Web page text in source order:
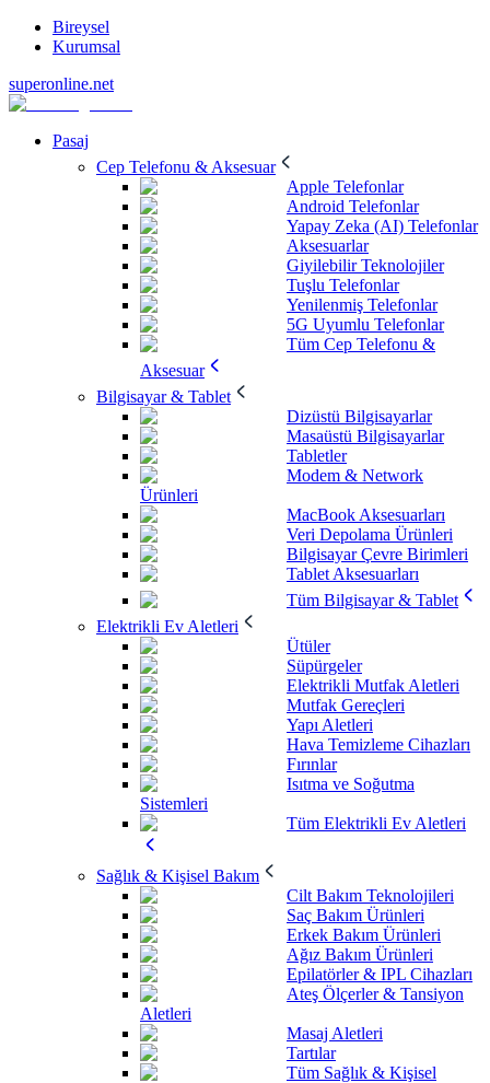
Bireysel
Kurumsal
superonline.net
Pasaj
Cep Telefonu & Aksesuar
Apple Telefonlar
Android Telefonlar
Yapay Zeka (AI) Telefonlar
Aksesuarlar
Giyilebilir Teknolojiler
Tuşlu Telefonlar
Yenilenmiş Telefonlar
5G Uyumlu Telefonlar
Tüm Cep Telefonu &
Aksesuar
Bilgisayar & Tablet
Dizüstü Bilgisayarlar
Masaüstü Bilgisayarlar
Tabletler
Modem & Network
Ürünleri
MacBook Aksesuarları
Veri Depolama Ürünleri
Bilgisayar Çevre Birimleri
Tablet Aksesuarları
Tüm Bilgisayar & Tablet
Elektrikli Ev Aletleri
Ütüler
Süpürgeler
Elektrikli Mutfak Aletleri
Mutfak Gereçleri
Yapı Aletleri
Hava Temizleme Cihazları
Fırınlar
Isıtma ve Soğutma
Sistemleri
Tüm Elektrikli Ev Aletleri
Sağlık & Kişisel Bakım
Cilt Bakım Teknolojileri
Saç Bakım Ürünleri
Erkek Bakım Ürünleri
Ağız Bakım Ürünleri
Epilatörler & IPL Cihazları
Ateş Ölçerler & Tansiyon
Aletleri
Masaj Aletleri
Tartılar
Tüm Sağlık & Kişisel